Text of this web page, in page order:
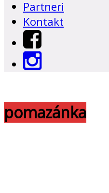
Partneri
Kontakt
pomazánka